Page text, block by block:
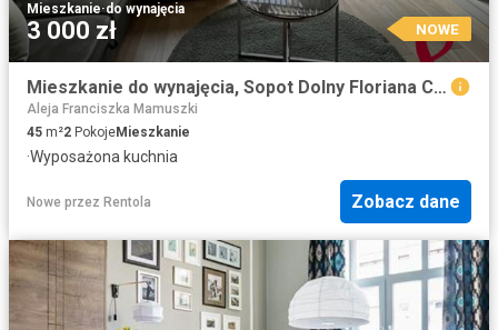
Mieszkanie·do wynajęcia
3 000 zł NOWE
Mieszkanie do wynajęcia, Sopot Dolny Floriana Ceynowy, 3000 PLN, 45 m2, domy DH269924
Aleja Franciszka Mamuszki
45 m²2 PokojeMieszkanie
·Wyposażona kuchnia
Nowe przez Rentola Zobacz dane